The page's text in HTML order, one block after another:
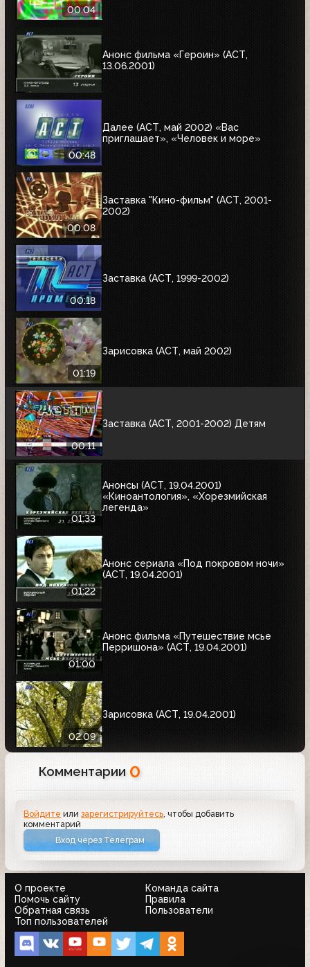
00:04
Анонс фильма «Героин» (АСТ,
13.06.2001)
00:48
Далее (АСТ, май 2002) «Вас
приглашает», «Человек и море»
00:08
Заставка "Кино-фильм" (АСТ, 2001-
2002)
00:18
Заставка (АСТ, 1999-2002)
01:19
Зарисовка (АСТ, май 2002)
00:11
Заставка (АСТ, 2001-2002) Детям
01:33
Анонсы (АСТ, 19.04.2001)
«Киноантология», «Хорезмийская
легенда»
01:22
Анонс сериала «Под покровом ночи»
(АСТ, 19.04.2001)
01:00
Анонс фильма «Путешествие мсье
Перришона» (АСТ, 19.04.2001)
02:09
Зарисовка (АСТ, 19.04.2001)
Комментарии 0
Войдите илизарегистрируйтесь, чтобы добавить
комментарий
Вход через Телеграм
О проекте
Команда сайта
Помочь сайту
Правила
Обратная связь
Пользователи
Топ пользователей